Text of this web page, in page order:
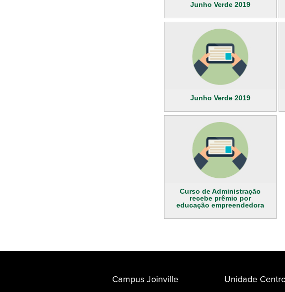
Junho Verde 2019
Junho Verde 2019
Curso de Administração
recebe prêmio por
educação empreendedora
Campus Joinville Unidade